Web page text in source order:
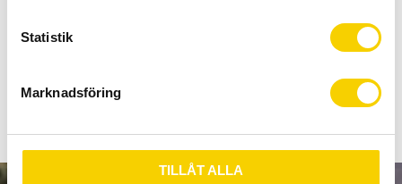
Statistik
Marknadsföring
TILLÅT ALLA
Grupp comp - övrigt Shimano 10 delad
Show all products from SRAM